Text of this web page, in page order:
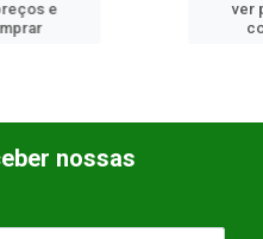
nossas